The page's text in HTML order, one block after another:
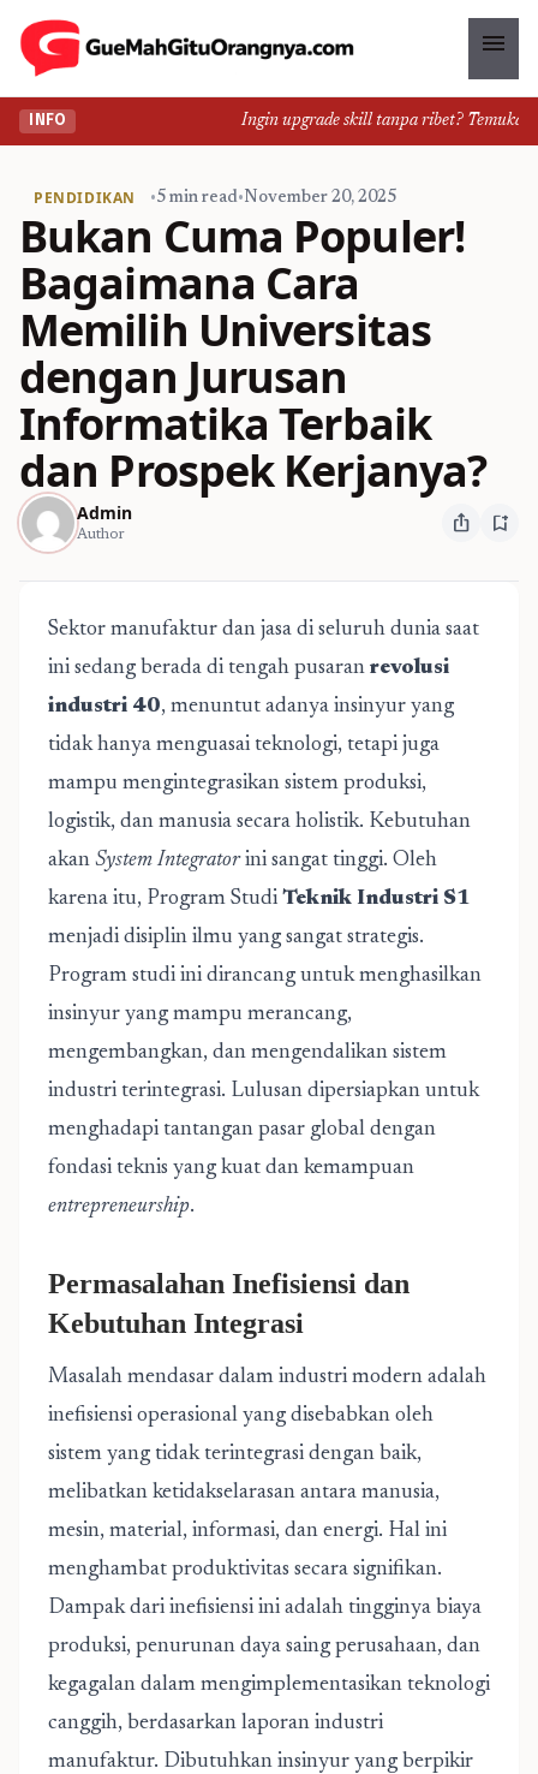
menu
INFO Ingin upgrade skill tanpa ribet? Temukan
PENDIDIKAN •5 min read•November 20, 2025
Bukan Cuma Populer!
Bagaimana Cara
Memilih Universitas
dengan Jurusan
Informatika Terbaik
dan Prospek Kerjanya?
Admin
Author ios_share bookmark_add
Sektor manufaktur dan jasa di seluruh dunia saat
ini sedang berada di tengah pusaran revolusi
industri 40, menuntut adanya insinyur yang
tidak hanya menguasai teknologi, tetapi juga
mampu mengintegrasikan sistem produksi,
logistik, dan manusia secara holistik. Kebutuhan
akan System Integratorini sangat tinggi. Oleh
karena itu, Program Studi Teknik Industri S1
menjadi disiplin ilmu yang sangat strategis.
Program studi ini dirancang untuk menghasilkan
insinyur yang mampu merancang,
mengembangkan, dan mengendalikan sistem
industri terintegrasi. Lulusan dipersiapkan untuk
menghadapi tantangan pasar global dengan
fondasi teknis yang kuat dan kemampuan
entrepreneurship.
Permasalahan Inefisiensi dan
Kebutuhan Integrasi
Masalah mendasar dalam industri modern adalah
inefisiensi operasional yang disebabkan oleh
sistem yang tidak terintegrasi dengan baik,
melibatkan ketidakselarasan antara manusia,
mesin, material, informasi, dan energi. Hal ini
menghambat produktivitas secara signifikan.
Dampak dari inefisiensi ini adalah tingginya biaya
produksi, penurunan daya saing perusahaan, dan
kegagalan dalam mengimplementasikan teknologi
canggih, berdasarkan laporan industri
manufaktur. Dibutuhkan insinyur yang berpikir